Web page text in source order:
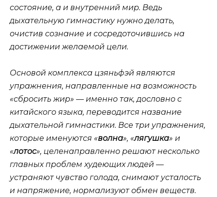
состояние, а и внутренний мир. Ведь
дыхательную гимнастику нужно делать,
очистив сознание и сосредоточившись на
достижении желаемой цели.
Основой комплекса цзяньфэй являются
упражнения, направленные на возможность
«сбросить жир» — именно так, дословно с
китайского языка, переводится название
дыхательной гимнастики. Все три упражнения,
которые именуются «волна», «лягушка» и
«лотос», целенаправленно решают несколько
главных проблем худеющих людей —
устраняют чувство голода, снимают усталость
и напряжение, нормализуют обмен веществ.